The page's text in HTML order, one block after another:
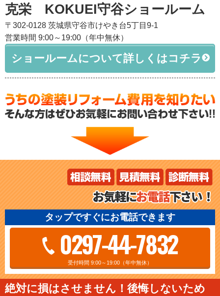
克栄 KOKUEI守谷ショールーム
〒302-0128 茨城県守谷市けやき台5丁目9-1
営業時間 9:00～19:00（年中無休）
ショールームについて詳しくはコチラ
タップですぐにお電話できます
0297-44-7832
受付時間 9:00～19:00（年中無休）
絶対に損はさせません！後悔しないため